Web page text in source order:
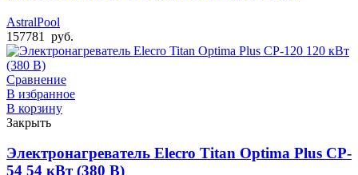
AstralPool
157781
руб.
Сравнение
В избранное
В корзину
Закрыть
Электронагреватель Elecro Titan Optima Plus СP-
54 54 кВт (380 В)